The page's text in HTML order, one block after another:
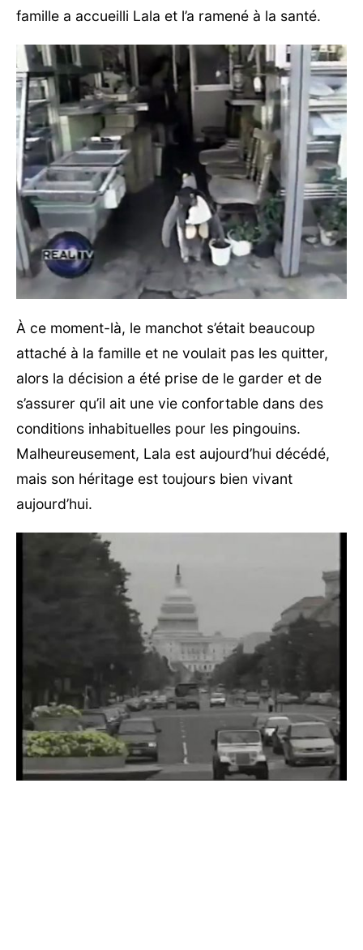
famille a accueilli Lala et l’a ramené à la santé.
À ce moment-là, le manchot s’était beaucoup
attaché à la famille et ne voulait pas les quitter,
alors la décision a été prise de le garder et de
s’assurer qu’il ait une vie confortable dans des
conditions inhabituelles pour les pingouins.
Malheureusement, Lala est aujourd’hui décédé,
mais son héritage est toujours bien vivant
aujourd’hui.